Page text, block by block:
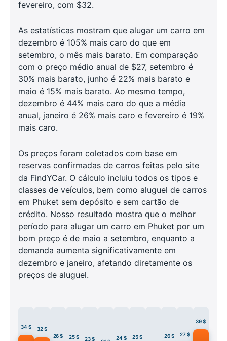
fevereiro, com $32.
As estatísticas mostram que alugar um carro em
dezembro é 105% mais caro do que em
setembro, o mês mais barato. Em comparação
com o preço médio anual de $27, setembro é
30% mais barato, junho é 22% mais barato e
maio é 15% mais barato. Ao mesmo tempo,
dezembro é 44% mais caro do que a média
anual, janeiro é 26% mais caro e fevereiro é 19%
mais caro.
Os preços foram coletados com base em
reservas confirmadas de carros feitas pelo site
da FindYCar. O cálculo incluiu todos os tipos e
classes de veículos, bem como aluguel de carros
em Phuket sem depósito e sem cartão de
crédito. Nosso resultado mostra que o melhor
período para alugar um carro em Phuket por um
bom preço é de maio a setembro, enquanto a
demanda aumenta significativamente em
dezembro e janeiro, afetando diretamente os
preços de aluguel.
34 $
32 $
26 $
25 $ 23 $ 24 $ 25 $ 26 $ 27 $
39 $